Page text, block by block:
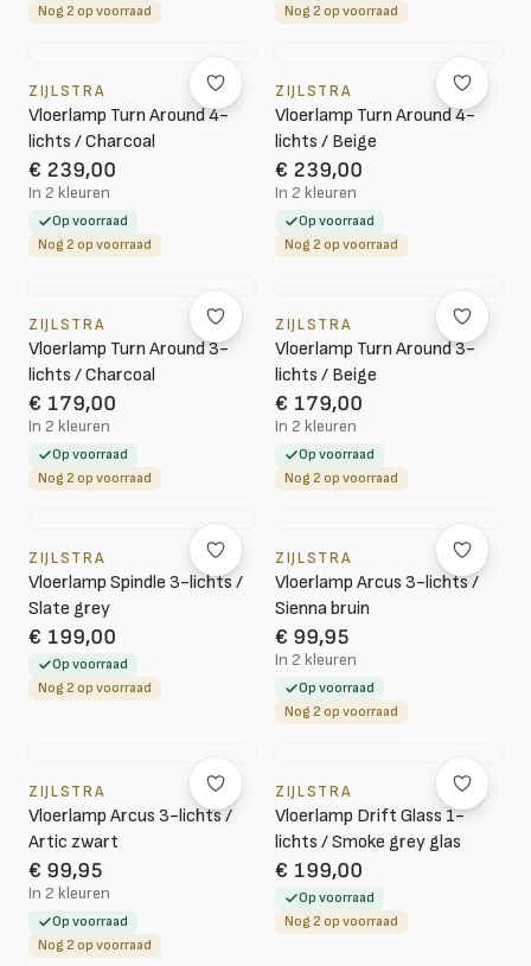
Nog 2 op voorraad
Nog 2 op voorraad
ZIJLSTRA
Vloerlamp Turn Around 4-
lichts / Charcoal
€ 239,00
In 2 kleuren
Op voorraad
Nog 2 op voorraad
ZIJLSTRA
Vloerlamp Turn Around 4-
lichts / Beige
€ 239,00
In 2 kleuren
Op voorraad
Nog 2 op voorraad
ZIJLSTRA
Vloerlamp Turn Around 3-
lichts / Charcoal
€ 179,00
In 2 kleuren
Op voorraad
Nog 2 op voorraad
ZIJLSTRA
Vloerlamp Turn Around 3-
lichts / Beige
€ 179,00
In 2 kleuren
Op voorraad
Nog 2 op voorraad
ZIJLSTRA
Vloerlamp Spindle 3-lichts /
Slate grey
€ 199,00
Op voorraad
Nog 2 op voorraad
ZIJLSTRA
Vloerlamp Arcus 3-lichts /
Sienna bruin
€ 99,95
In 2 kleuren
Op voorraad
Nog 2 op voorraad
ZIJLSTRA
Vloerlamp Arcus 3-lichts /
Artic zwart
€ 99,95
In 2 kleuren
Op voorraad
Nog 2 op voorraad
ZIJLSTRA
Vloerlamp Drift Glass 1-
lichts / Smoke grey glas
€ 199,00
Op voorraad
Nog 2 op voorraad